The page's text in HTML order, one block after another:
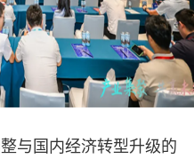
与国内经济转型升级的